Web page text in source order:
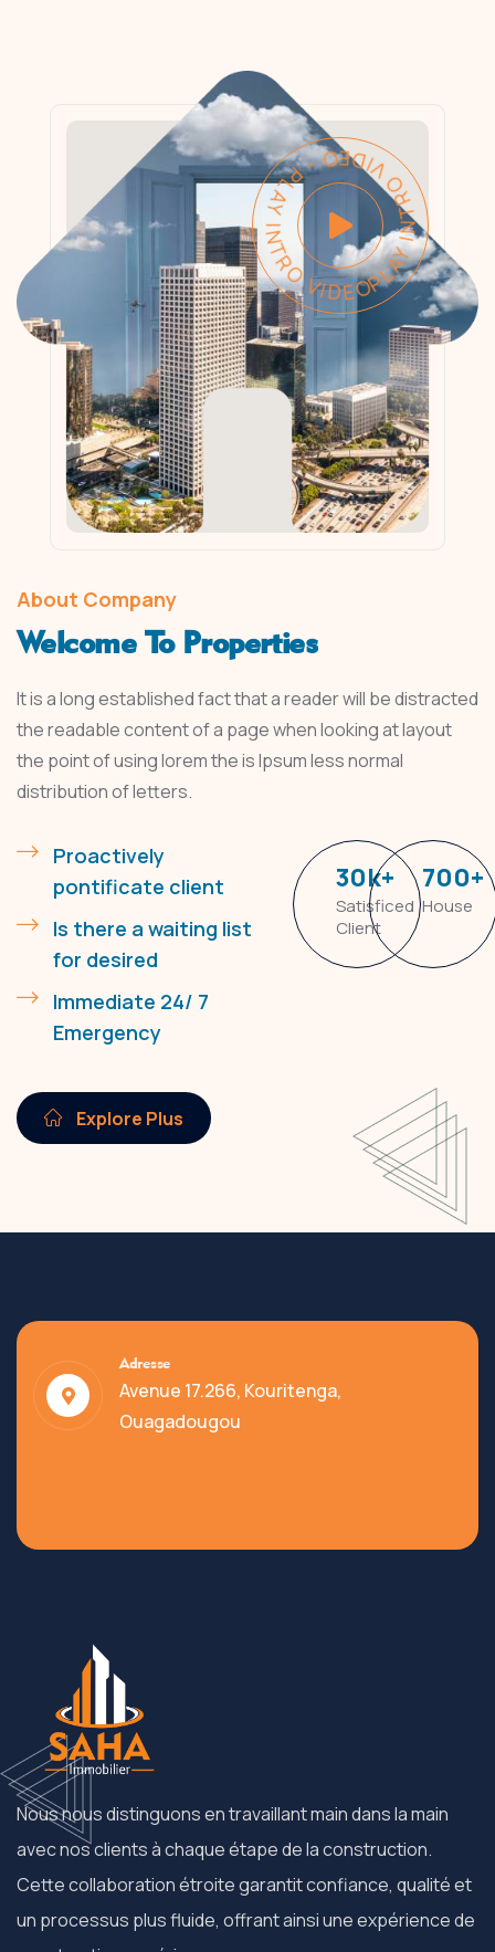
PLAY INTRO VIDEO - PLAY INTRO VIDEO -
About Company
Welcome To Properties
It is a long established fact that a reader will be distracted
the readable content of a page when looking at layout
the point of using lorem the is Ipsum less normal
distribution of letters.
Proactively
pontificate client
Is there a waiting list
for desired
Immediate 24/ 7
Emergency
30k+
Satisficed
Client
700+
House
Explore Plus
Adresse
Avenue 17.266, Kouritenga,
Ouagadougou
Nous nous distinguons en travaillant main dans la main
avec nos clients à chaque étape de la construction.
Cette collaboration étroite garantit confiance, qualité et
un processus plus fluide, offrant ainsi une expérience de